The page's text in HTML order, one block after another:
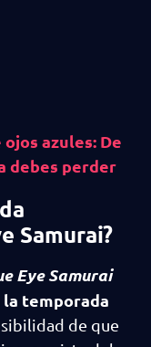
azules: De
debes perder
Samurai?
Eye Samurai
temporada
de que